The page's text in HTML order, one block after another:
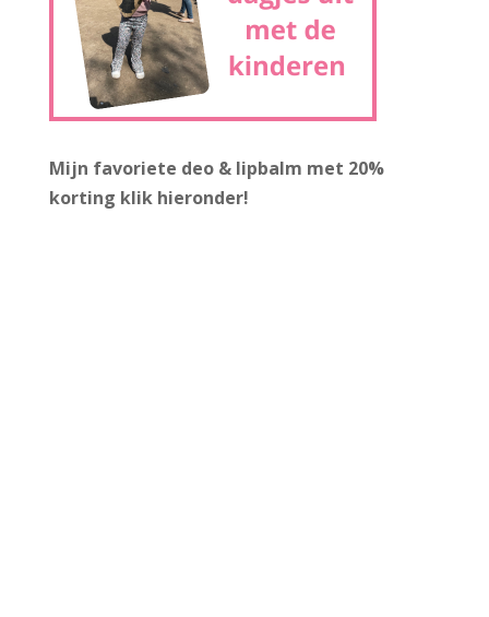
Mijn favoriete deo & lipbalm met 20%
korting klik hieronder!